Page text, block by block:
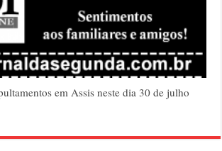
em Assis neste dia 30 de julho